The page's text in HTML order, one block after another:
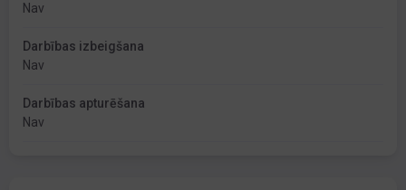
Nav
Darbības izbeigšana
Nav
Darbības apturēšana
Nav